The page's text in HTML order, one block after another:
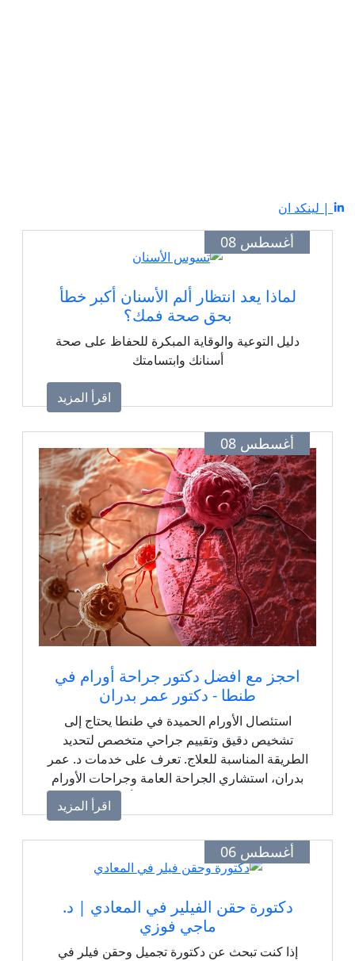
| لينكد ان
أغسطس 08
لماذا يعد انتظار ألم الأسنان أكبر خطأ
بحق صحة فمك؟
دليل التوعية والوقاية المبكرة للحفاظ على صحة
أسنانك وابتسامتك
اقرأ المزيد
أغسطس 08
احجز مع افضل دكتور جراحة أورام في
طنطا - دكتور عمر بدران
استئصال الأورام الحميدة في طنطا يحتاج إلى
تشخيص دقيق وتقييم جراحي متخصص لتحديد
الطريقة المناسبة للعلاج. تعرف على خدمات د. عمر
بدران، استشاري الجراحة العامة وجراحات الأورام
والمناظير، وخيارات استئصال الأورام الحميدة.
اقرأ المزيد
أغسطس 06
دكتورة حقن الفيلير في المعادي | د.
ماجي فوزي
إذا كنت تبحث عن دكتورة تجميل وحقن فيلر في